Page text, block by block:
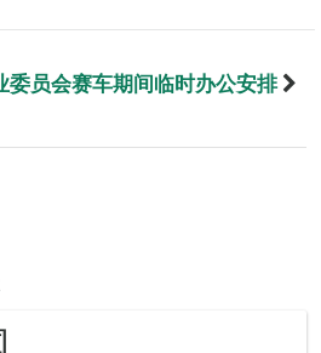
委员会赛车期间临时办公安排